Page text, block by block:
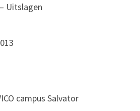
Uitslagen
campus Salvator